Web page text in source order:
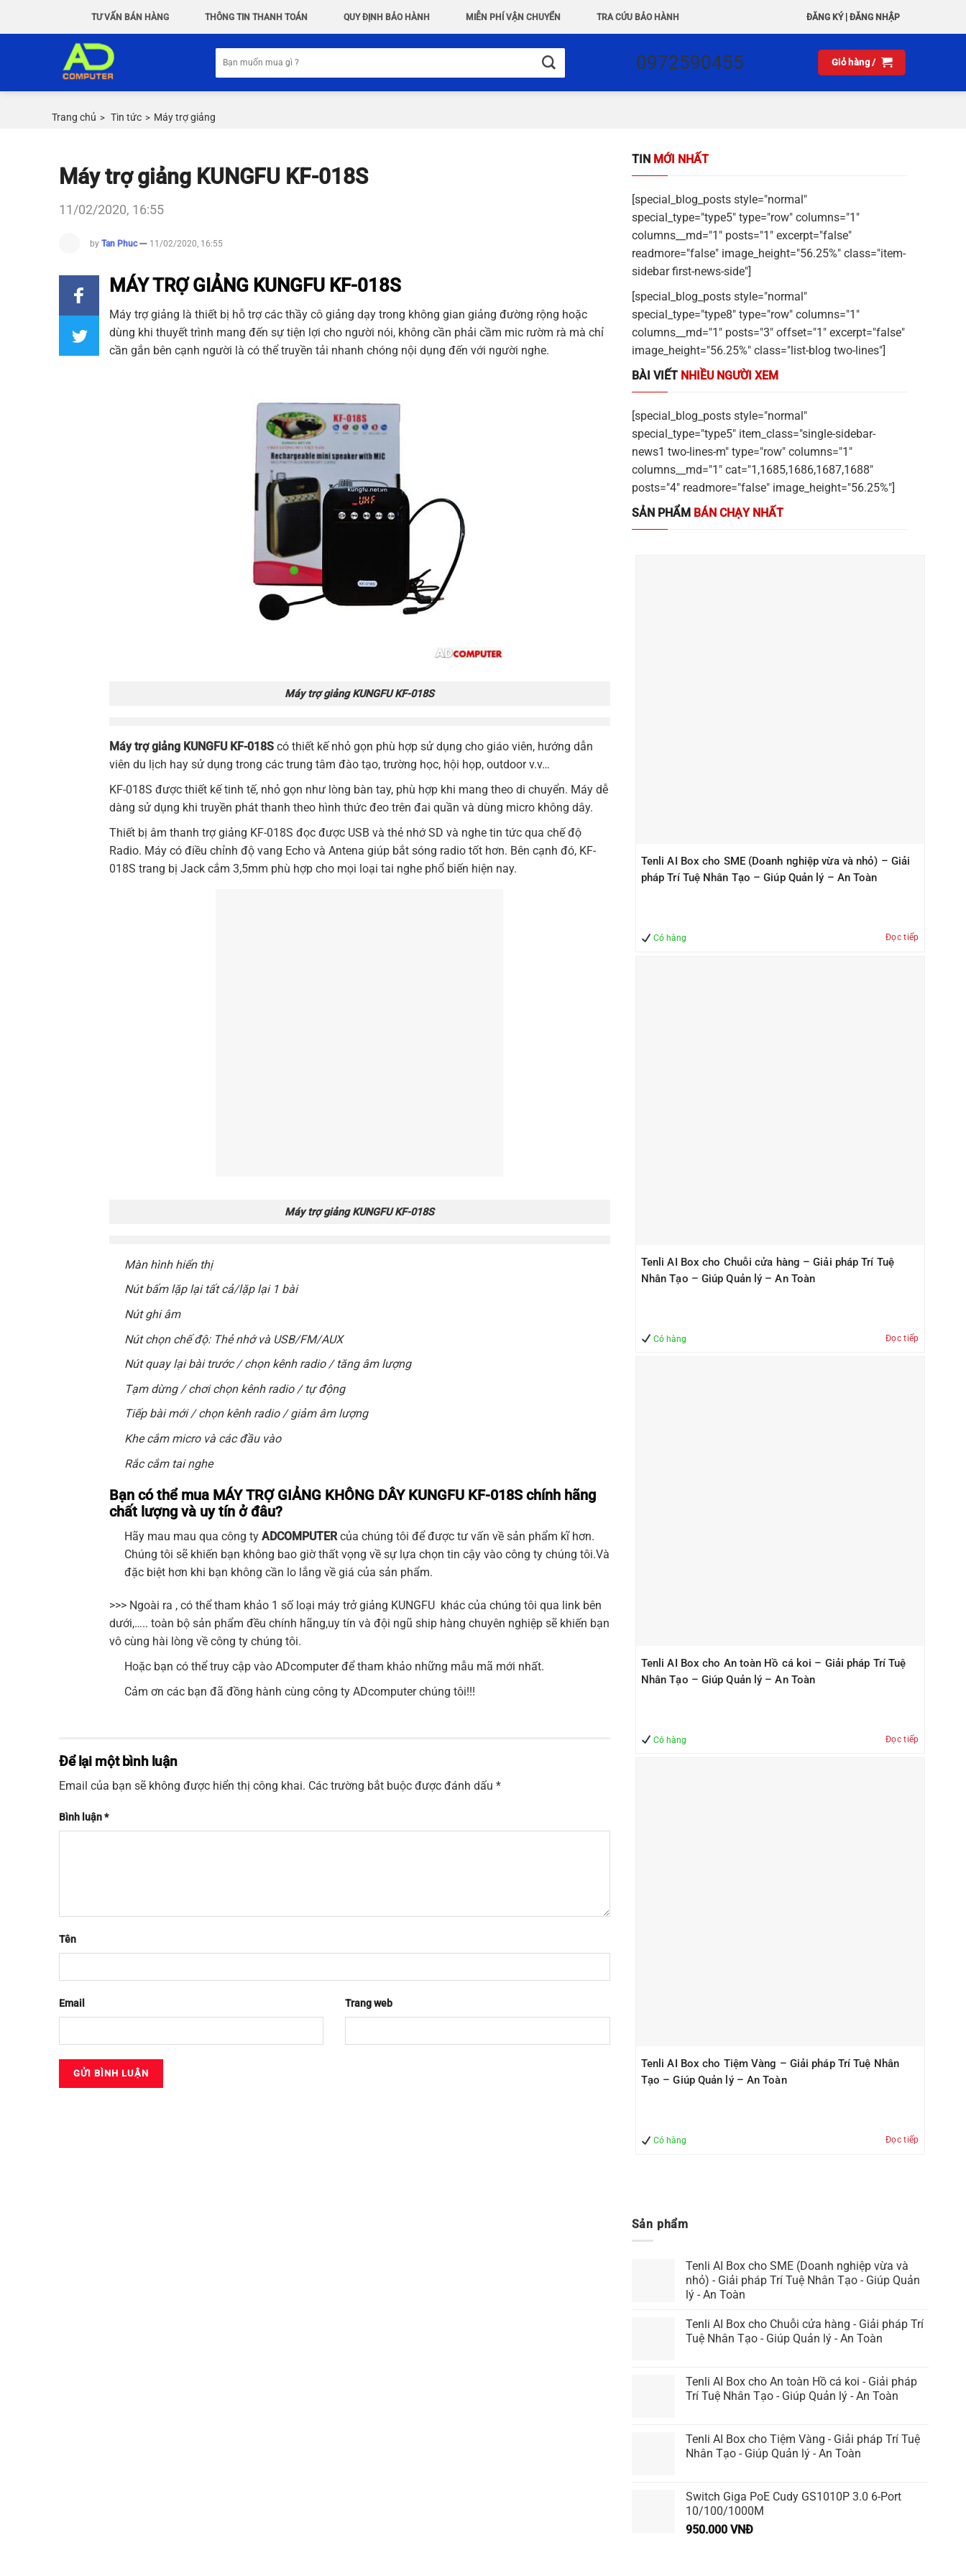
TƯ VẤN BÁN HÀNG THÔNG TIN THANH TOÁN QUY ĐỊNH BẢO HÀNH MIỄN PHÍ VẬN CHUYỂN TRA CỨU BẢO HÀNH ĐĂNG KÝ| ĐĂNG NHẬP
kiếm:
0972590455 Giỏ hàng /
Trang chủ > Tin tức > Máy trợ giảng
Máy trợ giảng KUNGFU KF-018S
11/02/2020, 16:55
by Tan Phuc 11/02/2020, 16:55
MÁY TRỢ GIẢNG KUNGFU KF-018S
Máy trợ giảng là thiết bị hỗ trợ các thầy cô giảng dạy trong không gian giảng đường rộng hoặc
dùng khi thuyết trình mang đến sự tiện lợi cho người nói, không cần phải cầm mic rườm rà mà chỉ
cần gắn bên cạnh người là có thể truyền tải nhanh chóng nội dụng đến với người nghe.
Máy trợ giảng KUNGFU KF-018S
Máy trợ giảng KUNGFU KF-018S có thiết kế nhỏ gọn phù hợp sử dụng cho giáo viên, hướng dẫn
viên du lịch hay sử dụng trong các trung tâm đào tạo, trường học, hội họp, outdoor v.v…
KF-018S được thiết kế tinh tế, nhỏ gọn như lòng bàn tay, phù hợp khi mang theo di chuyển. Máy dễ
dàng sử dụng khi truyền phát thanh theo hình thức đeo trên đai quần và dùng micro không dây.
Thiết bị âm thanh trợ giảng KF-018S đọc được USB và thẻ nhớ SD và nghe tin tức qua chế độ
Radio. Máy có điều chỉnh độ vang Echo và Antena giúp bắt sóng radio tốt hơn. Bên cạnh đó, KF-
018S trang bị Jack cắm 3,5mm phù hợp cho mọi loại tai nghe phổ biến hiện nay.
Máy trợ giảng KUNGFU KF-018S
Màn hình hiển thị
Nút bấm lặp lại tất cả/lặp lại 1 bài
Nút ghi âm
Nút chọn chế độ: Thẻ nhớ và USB/FM/AUX
Nút quay lại bài trước / chọn kênh radio / tăng âm lượng
Tạm dừng / chơi chọn kênh radio / tự động
Tiếp bài mới / chọn kênh radio / giảm âm lượng
Khe cắm micro và các đầu vào
Rắc cắm tai nghe
Bạn có thể mua MÁY TRỢ GIẢNG KHÔNG DÂY KUNGFU KF-018S chính hãng
chất lượng và uy tín ở đâu?
Hãy mau mau qua công ty ADCOMPUTERcủa chúng tôi để được tư vấn về sản phẩm kĩ hơn.
Chúng tôi sẽ khiến bạn không bao giờ thất vọng về sự lựa chọn tin cậy vào công ty chúng tôi.Và
đặc biệt hơn khi bạn không cần lo lắng về giá của sản phẩm.
>>> Ngoài ra , có thể tham khảo 1 số loại máy trở giảng KUNGFU khác của chúng tôi qua link bên
dưới,….. toàn bộ sản phẩm đều chính hãng,uy tín và đội ngũ ship hàng chuyên nghiệp sẽ khiến bạn
vô cùng hài lòng về công ty chúng tôi.
Hoặc bạn có thể truy cập vào ADcomputerđể tham khảo những mẫu mã mới nhất.
Cảm ơn các bạn đã đồng hành cùng công ty ADcomputer chúng tôi!!!
Để lại một bình luận
Email của bạn sẽ không được hiển thị công khai. Các trường bắt buộc được đánh dấu *
Bình luận*
Tên
Email Trang web
TIN MỚI NHẤT
[special_blog_posts style="normal"
special_type="type5" type="row" columns="1"
columns__md="1" posts="1" excerpt="false"
readmore="false" image_height="56.25%" class="item-
sidebar first-news-side"]
[special_blog_posts style="normal"
special_type="type8" type="row" columns="1"
columns__md="1" posts="3" offset="1" excerpt="false"
image_height="56.25%" class="list-blog two-lines"]
BÀI VIẾT NHIỀU NGƯỜI XEM
[special_blog_posts style="normal"
special_type="type5" item_class="single-sidebar-
news1 two-lines-m" type="row" columns="1"
columns__md="1" cat="1,1685,1686,1687,1688"
posts="4" readmore="false" image_height="56.25%"]
SẢN PHẨM BÁN CHẠY NHẤT
Tenli AI Box cho SME (Doanh nghiệp vừa và nhỏ) – Giải
pháp Trí Tuệ Nhân Tạo – Giúp Quản lý – An Toàn
Có hàng Đọc tiếp
Tenli AI Box cho Chuỗi cửa hàng – Giải pháp Trí Tuệ
Nhân Tạo – Giúp Quản lý – An Toàn
Có hàng Đọc tiếp
Tenli AI Box cho An toàn Hồ cá koi – Giải pháp Trí Tuệ
Nhân Tạo – Giúp Quản lý – An Toàn
Có hàng Đọc tiếp
Tenli AI Box cho Tiệm Vàng – Giải pháp Trí Tuệ Nhân
Tạo – Giúp Quản lý – An Toàn
Có hàng Đọc tiếp
Sản phẩm
Tenli AI Box cho SME (Doanh nghiệp vừa và
nhỏ) - Giải pháp Trí Tuệ Nhân Tạo - Giúp Quản
lý - An Toàn
Tenli AI Box cho Chuỗi cửa hàng - Giải pháp Trí
Tuệ Nhân Tạo - Giúp Quản lý - An Toàn
Tenli AI Box cho An toàn Hồ cá koi - Giải pháp
Trí Tuệ Nhân Tạo - Giúp Quản lý - An Toàn
Tenli AI Box cho Tiệm Vàng - Giải pháp Trí Tuệ
Nhân Tạo - Giúp Quản lý - An Toàn
Switch Giga PoE Cudy GS1010P 3.0 6-Port
10/100/1000M
950.000 VNĐ